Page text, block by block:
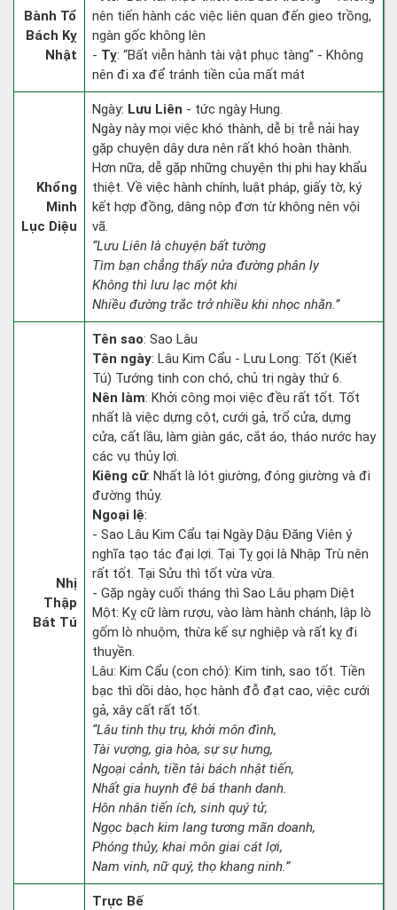
Bành Tổ
Bách Kỵ
Nhật
nên tiến hành các việc liên quan đến gieo trồng,
ngàn gốc không lên
- Tỵ: “Bất viễn hành tài vật phục tàng” - Không
nên đi xa để tránh tiền của mất mát
Khổng
Minh
Lục Diệu
Ngày: Lưu Liên - tức ngày Hung.
Ngày này mọi việc khó thành, dễ bị trễ nải hay
gặp chuyện dây dưa nên rất khó hoàn thành.
Hơn nữa, dễ gặp những chuyện thị phi hay khẩu
thiệt. Về việc hành chính, luật pháp, giấy tờ, ký
kết hợp đồng, dâng nộp đơn từ không nên vội
vã.
“Lưu Liên là chuyện bất tường
Tìm bạn chẳng thấy nửa đường phân ly
Không thì lưu lạc một khi
Nhiều đường trắc trở nhiều khi nhọc nhằn.”
Nhị
Thập
Bát Tú
Tên sao: Sao Lâu
Tên ngày: Lâu Kim Cẩu - Lưu Long: Tốt (Kiết
Tú) Tướng tinh con chó, chủ trị ngày thứ 6.
Nên làm: Khởi công mọi việc đều rất tốt. Tốt
nhất là việc dựng cột, cưới gả, trổ cửa, dựng
cửa, cất lầu, làm giàn gác, cắt áo, tháo nước hay
các vụ thủy lợi.
Kiêng cữ: Nhất là lót giường, đóng giường và đi
đường thủy.
Ngoại lệ:
- Sao Lâu Kim Cẩu tại Ngày Dậu Đăng Viên ý
nghĩa tạo tác đại lợi. Tại Tỵ gọi là Nhập Trù nên
rất tốt. Tại Sửu thì tốt vừa vừa.
- Gặp ngày cuối tháng thì Sao Lâu phạm Diệt
Một: Kỵ cữ làm rượu, vào làm hành chánh, lập lò
gốm lò nhuộm, thừa kế sự nghiệp và rất kỵ đi
thuyền.
Lâu: Kim Cẩu (con chó): Kim tinh, sao tốt. Tiền
bạc thì dồi dào, học hành đỗ đạt cao, việc cưới
gả, xây cất rất tốt.
“Lâu tinh thụ trụ, khởi môn đình,
Tài vượng, gia hòa, sự sự hưng,
Ngoại cảnh, tiền tài bách nhật tiến,
Nhất gia huynh đệ bá thanh danh.
Hôn nhân tiến ích, sinh quý tử,
Ngọc bạch kim lang tương mãn doanh,
Phóng thủy, khai môn giai cát lợi,
Nam vinh, nữ quý, thọ khang ninh.”
Trực Bế